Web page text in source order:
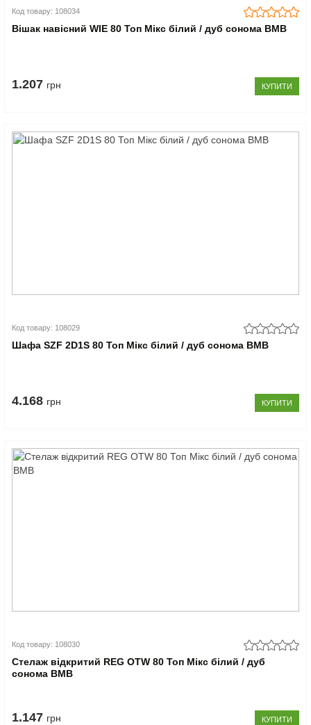
Код товару: 108034
Вішак навісний WIE 80 Топ Мікс білий / дуб сонома ВМВ
1.207 грн КУПИТИ
Код товару: 108029
Шафа SZF 2D1S 80 Топ Мікс білий / дуб сонома ВМВ
4.168 грн КУПИТИ
Код товару: 108030
Стелаж відкритий REG OTW 80 Топ Мікс білий / дуб
сонома ВМВ
1.147 грн КУПИТИ